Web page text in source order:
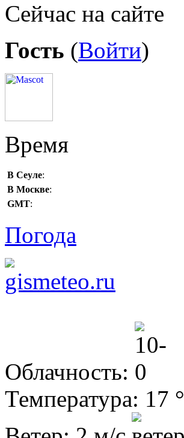
Сейчас на сайте
Гость (Войти)
Время
В Сеуле:
В Москве:
GMT:
Погода
Облачность:
Температура: 17 °